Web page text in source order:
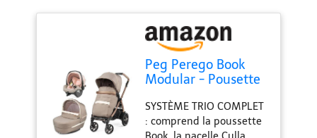
confort maximum
SYSTÈME DE TRANSPORT
: Le système de fixation
automatique permet de
transférer facilement le
siège auto de la voiture
au châssis de la
poussette FERMETURE
COMPACTE : La
Peg Perego Book
Modular - Pousette
Poussette
Réversible, Nacelle
SYSTÈME TRIO COMPLET
: comprend la poussette